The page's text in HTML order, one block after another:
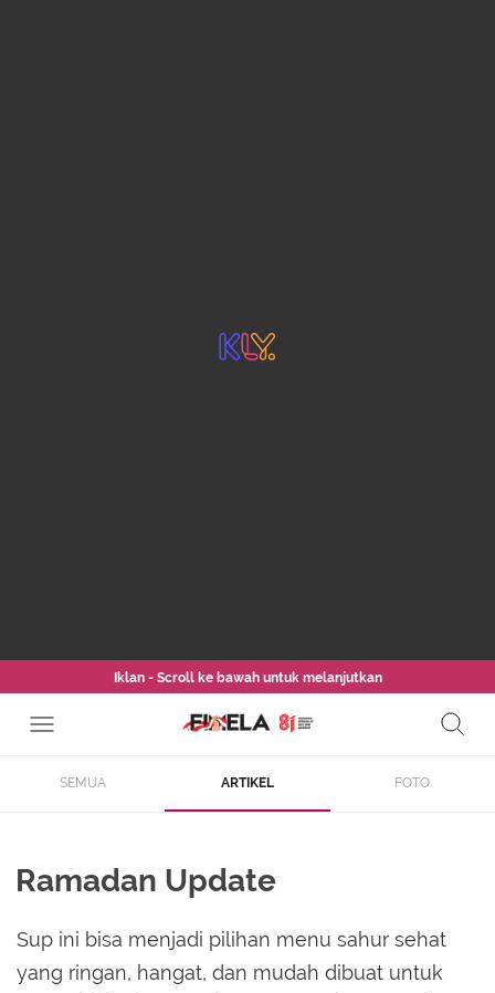
Iklan - Scroll ke bawah untuk melanjutkan
SEMUA ARTIKEL FOTO
Ramadan Update
Sup ini bisa menjadi pilihan menu sahur sehat
yang ringan, hangat, dan mudah dibuat untuk